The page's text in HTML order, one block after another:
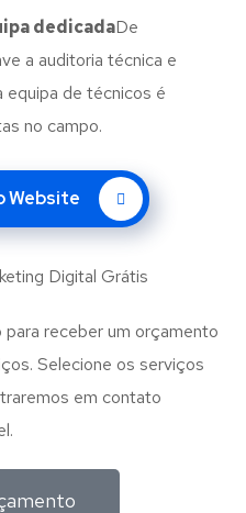
dedicadaDe
a auditoria técnica e
equipa de técnicos é
no campo.
Website
Digital Grátis
receber um orçamento
Selecione os serviços
em contato